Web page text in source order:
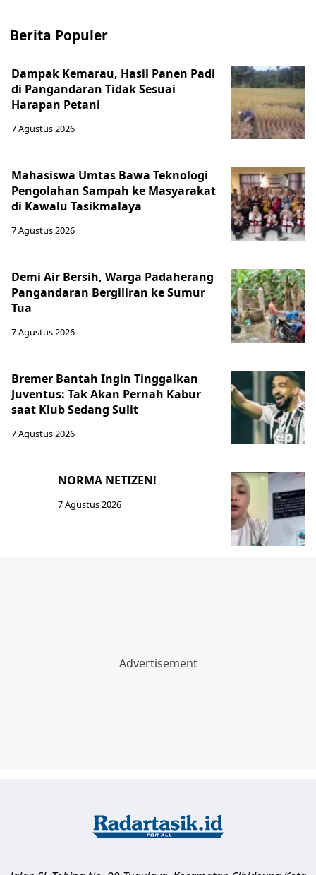
Berita Populer
Dampak Kemarau, Hasil Panen Padi
di Pangandaran Tidak Sesuai
Harapan Petani
7 Agustus 2026
Mahasiswa Umtas Bawa Teknologi
Pengolahan Sampah ke Masyarakat
di Kawalu Tasikmalaya
7 Agustus 2026
Demi Air Bersih, Warga Padaherang
Pangandaran Bergiliran ke Sumur
Tua
7 Agustus 2026
Bremer Bantah Ingin Tinggalkan
Juventus: Tak Akan Pernah Kabur
saat Klub Sedang Sulit
7 Agustus 2026
NORMA NETIZEN!
7 Agustus 2026